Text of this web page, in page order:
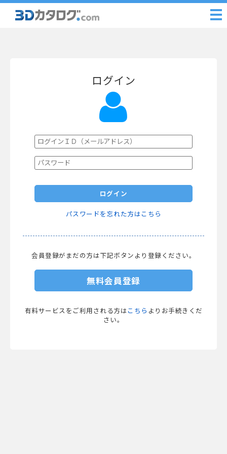
ログイン
ログイン
パスワードを忘れた方はこちら
会員登録がまだの方は下記ボタンより登録ください。
無料会員登録
有料サービスをご利用される方は こちら よりお手続きくだ
さい。